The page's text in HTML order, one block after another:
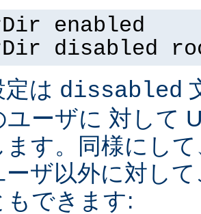
enabled
disabled
定は dissabled
ユーザに 対して
ます。同様にし
ーザ以外に対し
もできます: